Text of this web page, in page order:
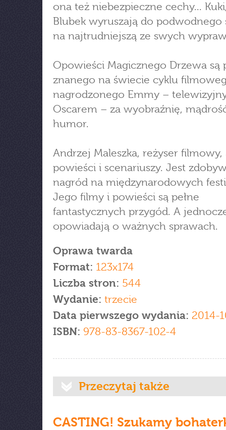
ona też niebezpieczne cechy...
Blubek wyruszają do podwodnego
na najtrudniejszą ze swych
Opowieści Magicznego Drzewa są
znanego na świecie cyklu
nagrodzonego Emmy –
Oscarem – za wyobraźnię,
humor.
Andrzej Maleszka, reżyser
powieści i scenariuszy. Jest
nagród na międzynarodowych
Jego filmy i powieści są pełne
fantastycznych przygód. A
opowiadają o ważnych sprawach.
Oprawa twarda
Format: 123x174
Liczba stron: 544
Wydanie: trzecie
Data pierwszego wydania: 2014-
ISBN: 978-83-8367-102-4
Przeczytaj także
CASTING! Szukamy